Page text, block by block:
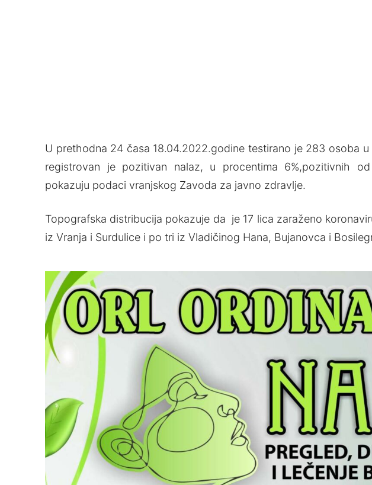
U prethodna 24 časa 18.04.2022.godine testirano je 283 osoba u
registrovan je pozitivan nalaz, u procentima 6%,pozitivnih
pokazuju podaci vranjskog Zavoda za javno zdravlje.
Topografska distribucija pokazuje da je 17 lica zaraženo
iz Vranja i Surdulice i po tri iz Vladičinog Hana, Bujanovca i